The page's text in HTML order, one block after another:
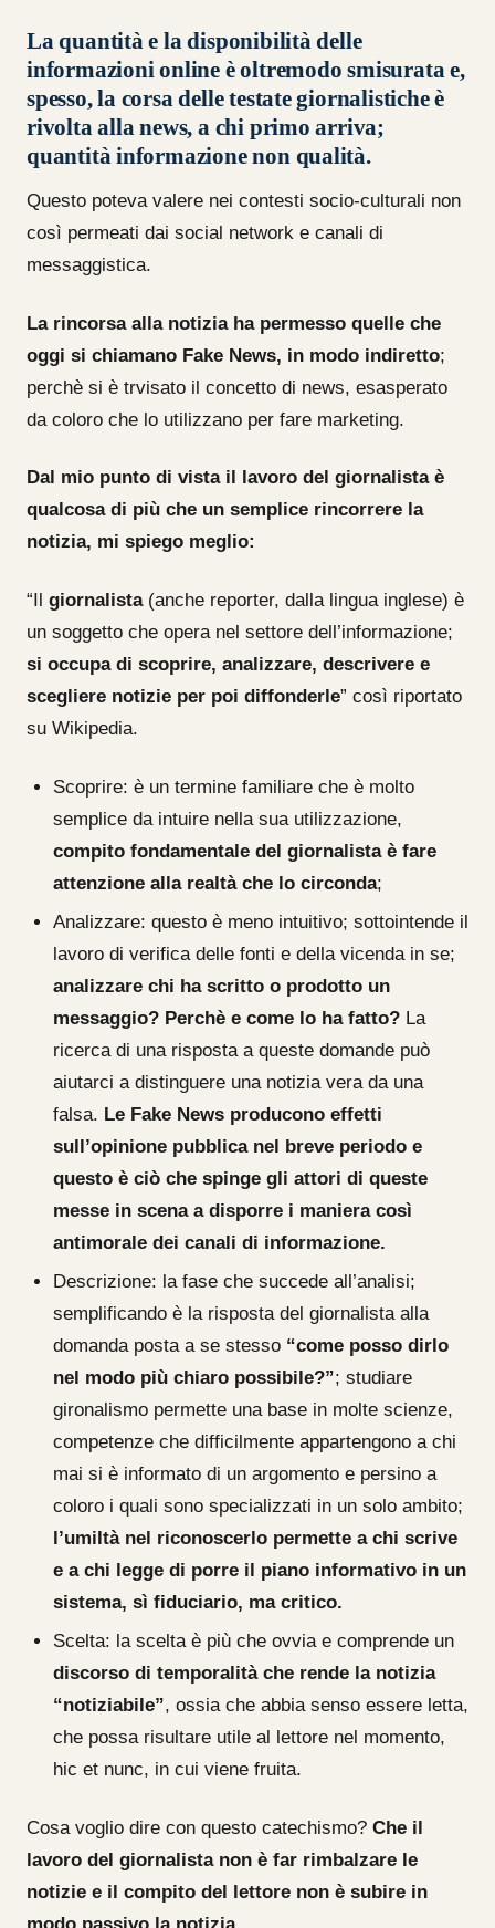
La quantità e la disponibilità delle
informazioni online è oltremodo smisurata e,
spesso, la corsa delle testate giornalistiche è
rivolta alla news, a chi primo arriva;
quantità informazione non qualità.
Questo poteva valere nei contesti socio-culturali non
così permeati dai social network e canali di
messaggistica.
La rincorsa alla notizia ha permesso quelle che
oggi si chiamano Fake News, in modo indiretto;
perchè si è trvisato il concetto di news, esasperato
da coloro che lo utilizzano per fare marketing.
Dal mio punto di vista il lavoro del giornalista è
qualcosa di più che un semplice rincorrere la
notizia, mi spiego meglio:
“Il giornalista(anche reporter, dalla lingua inglese) è
un soggetto che opera nel settore dell’informazione;
si occupa di scoprire, analizzare, descrivere e
scegliere notizie per poi diffonderle” così riportato
su Wikipedia.
Scoprire: è un termine familiare che è molto
semplice da intuire nella sua utilizzazione,
compito fondamentale del giornalista è fare
attenzione alla realtà che lo circonda;
Analizzare: questo è meno intuitivo; sottointende il
lavoro di verifica delle fonti e della vicenda in se;
analizzare chi ha scritto o prodotto un
messaggio? Perchè e come lo ha fatto? La
ricerca di una risposta a queste domande può
aiutarci a distinguere una notizia vera da una
falsa. Le Fake News producono effetti
sull’opinione pubblica nel breve periodo e
questo è ciò che spinge gli attori di queste
messe in scena a disporre i maniera così
antimorale dei canali di informazione.
Descrizione: la fase che succede all’analisi;
semplificando è la risposta del giornalista alla
domanda posta a se stesso “come posso dirlo
nel modo più chiaro possibile?”; studiare
gironalismo permette una base in molte scienze,
competenze che difficilmente appartengono a chi
mai si è informato di un argomento e persino a
coloro i quali sono specializzati in un solo ambito;
l’umiltà nel riconoscerlo permette a chi scrive
e a chi legge di porre il piano informativo in un
sistema, sì fiduciario, ma critico.
Scelta: la scelta è più che ovvia e comprende un
discorso di temporalità che rende la notizia
“notiziabile”, ossia che abbia senso essere letta,
che possa risultare utile al lettore nel momento,
hic et nunc, in cui viene fruita.
Cosa voglio dire con questo catechismo? Che il
lavoro del giornalista non è far rimbalzare le
notizie e il compito del lettore non è subire in